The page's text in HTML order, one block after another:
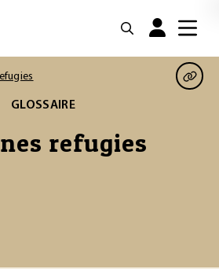
GLOSSAIRE
refugies